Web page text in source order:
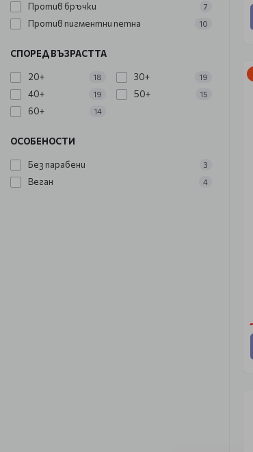
Против бръчки 7
Против пигментни петна 10
СПОРЕД ВЪЗРАСТТА
20+ 18 30+ 19
40+ 19 50+ 15
60+ 14
ОСОБЕНОСТИ
Без парабени 3
Веган 4